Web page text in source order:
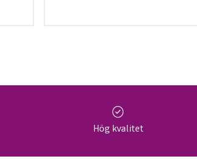
check_circle
Hög kvalitet